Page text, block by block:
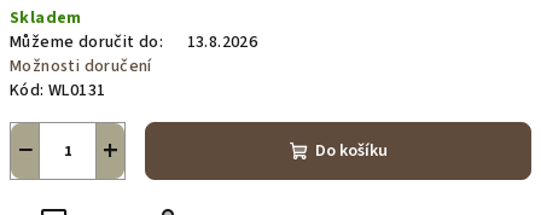
cena:
Skladem
Můžeme doručit do:
13.8.2026
Možnosti doručení
Kód: WL0131
+
− Do košíku